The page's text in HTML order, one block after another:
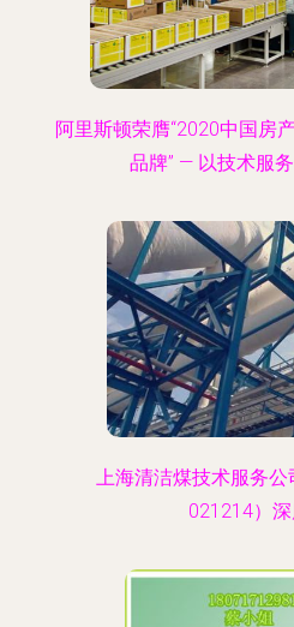
阿里斯顿荣膺“2020中国房
品牌” — 以技术服
上海清洁煤技术服务
021214）